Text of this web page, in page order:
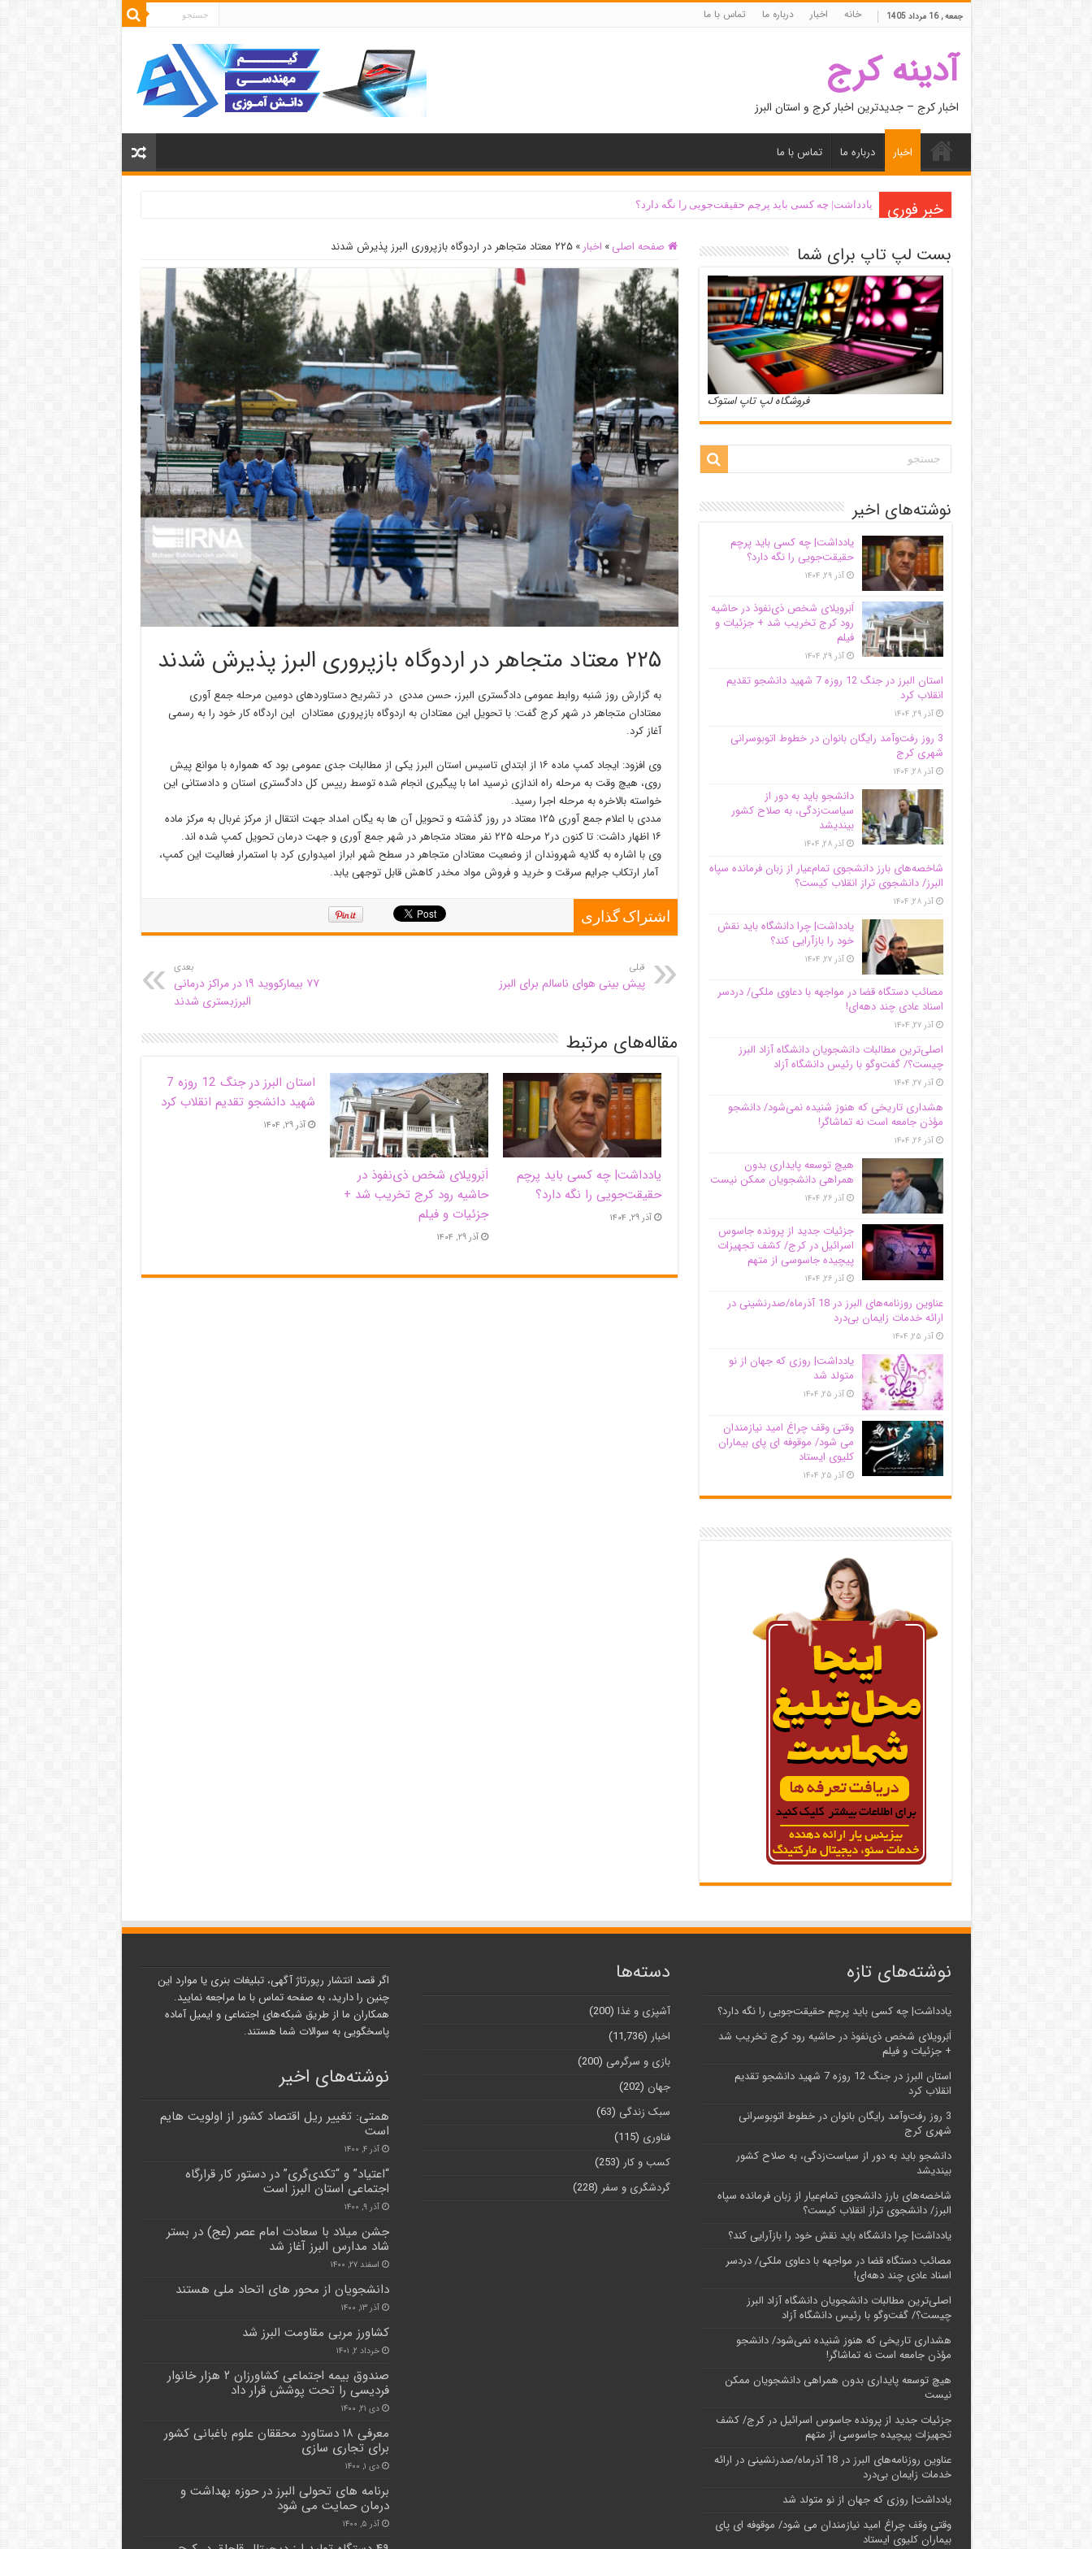
جمعه , 16 مرداد 1405 خانه اخبار درباره ما تماس با ما
آدینه کرج
اخبار کرج – جدیدترین اخبار کرج و استان البرز
اخبار درباره ما تماس با ما
خبر فوری یادداشت| ‌چه کسی باید پرچم حقیقت‌جویی را نگه دارد؟
صفحه اصلی » اخبار » ۲۲۵ معتاد متجاهر در اردوگاه بازپروری البرز پذیرش شدند
۲۲۵ معتاد متجاهر در اردوگاه بازپروری البرز پذیرش شدند
به گزارش روز شنبه روابط عمومی دادگستری البرز، حسن مددی در تشریح دستاوردهای دومین مرحله جمع آوری
معتادان متجاهر در شهر کرج گفت: با تحویل این معتادان به اردوگاه بازپروری معتادان این اردگاه کار خود را به رسمی
آغاز کرد.
وی افزود: ایجاد کمپ ماده ۱۶ از ابتدای تاسیس استان البرز یکی از مطالبات جدی عمومی بود که همواره با موانع پیش
روی، هیچ وقت به مرحله راه اندازی نرسید اما با پیگیری انجام شده توسط رییس کل دادگستری استان و دادستانی این
خواسته بالاخره به مرحله اجرا رسید.
مددی با اعلام جمع آوری ۱۲۵ معتاد در روز گذشته و تحویل آن ها به یگان امداد جهت انتقال از مرکز غربال به مرکز ماده
۱۶ اظهار داشت: تا کنون در۲ مرحله ۲۲۵ نفر معتاد متجاهر در شهر جمع آوری و جهت درمان تحویل کمپ شده اند.
وی با اشاره به گلایه شهروندان از وضعیت معتادان متجاهر در سطح شهر ابراز امیدواری کرد با استمرار فعالیت این کمپ،
آمار ارتکاب جرایم سرقت و خرید و فروش مواد مخدر کاهش قابل توجهی یابد.
اشتراک گذاری
قبلی
پیش بینی هوای ناسالم برای البرز
بعدی
۷۷ بیمارکووید ۱۹ در مراکز درمانی
البرزبستری شدند
مقاله‌های مرتبط
یادداشت| ‌چه کسی باید پرچم
حقیقت‌جویی را نگه دارد؟
آذر ۲۹, ۱۴۰۴
اَبَر‌ویلای شخص ذی‌نفوذ در
حاشیه‌ رود کرج تخریب شد +
جزئیات و فیلم
آذر ۲۹, ۱۴۰۴
استان البرز در جنگ 12 روزه 7
شهید دانشجو تقدیم انقلاب کرد
آذر ۲۹, ۱۴۰۴
بست لپ تاپ برای شما
فروشگاه لپ تاپ استوک
نوشته‌های اخیر
یادداشت| ‌چه کسی باید پرچم
حقیقت‌جویی را نگه دارد؟
آذر ۲۹, ۱۴۰۴
اَبَر‌ویلای شخص ذی‌نفوذ در حاشیه‌
رود کرج تخریب شد + جزئیات و
فیلم
آذر ۲۹, ۱۴۰۴
استان البرز در جنگ 12 روزه 7 شهید دانشجو تقدیم
انقلاب کرد
آذر ۲۹, ۱۴۰۴
3 روز رفت‌وآمد رایگان بانوان در خطوط اتوبوسرانی
شهری کرج
آذر ۲۸, ۱۴۰۴
دانشجو باید به دور از
سیاست‌زدگی، به صلاح کشور
بیندیشد
آذر ۲۸, ۱۴۰۴
شاخصه‌های بارز دانشجوی تمام‌عیار از زبان فرمانده سپاه
البرز/ دانشجوی تراز انقلاب کیست؟
آذر ۲۸, ۱۴۰۴
یادداشت| چرا دانشگاه باید نقش
خود را بازآرایی کند؟
آذر ۲۷, ۱۴۰۴
مصائب دستگاه قضا در مواجهه با دعاوی ملکی/ دردسر
اسناد عادی چند‌ دهه‌ای!
آذر ۲۷, ۱۴۰۴
اصلی‌ترین مطالبات دانشجویان دانشگاه آزاد البرز
چیست؟/ گفت‌وگو با رئیس دانشگاه آز‌اد
آذر ۲۷, ۱۴۰۴
هشداری تاریخی که هنوز شنیده نمی‌شود/ دانشجو
مؤذن جامعه است نه تماشاگر!
آذر ۲۶, ۱۴۰۴
هیچ توسعه پایداری بدون
همراهی دانشجویان ممکن نیست
آذر ۲۶, ۱۴۰۴
جزئیات جدید از پرونده جاسوس
اسرائیل در کرج/‌ کشف تجهیزات
پیچیده جاسوسی از متهم
آذر ۲۶, ۱۴۰۴
عناوین روزنامه‌های البرز در ‌18 آذرماه/صدرنشینی در
ارائه خدمات زایمان بی‌درد
آذر ۲۵, ۱۴۰۴
یادداشت| روزی که جهان از نو
متولد شد
آذر ۲۵, ۱۴۰۴
وقتی وقف چراغ امید نیازمندان
می شود/ موقوفه ای پای بیماران
کلیوی ایستاد
آذر ۲۵, ۱۴۰۴
نوشته‌های تازه
یادداشت| ‌چه کسی باید پرچم حقیقت‌جویی را نگه دارد؟
اَبَر‌ویلای شخص ذی‌نفوذ در حاشیه‌ رود کرج تخریب شد
+ جزئیات و فیلم
استان البرز در جنگ 12 روزه 7 شهید دانشجو تقدیم
انقلاب کرد
3 روز رفت‌وآمد رایگان بانوان در خطوط اتوبوسرانی
شهری کرج
دانشجو باید به دور از سیاست‌زدگی، به صلاح کشور
بیندیشد
شاخصه‌های بارز دانشجوی تمام‌عیار از زبان فرمانده سپاه
البرز/ دانشجوی تراز انقلاب کیست؟
یادداشت| چرا دانشگاه باید نقش خود را بازآرایی کند؟
مصائب دستگاه قضا در مواجهه با دعاوی ملکی/ دردسر
اسناد عادی چند‌ دهه‌ای!
اصلی‌ترین مطالبات دانشجویان دانشگاه آزاد البرز
چیست؟/ گفت‌وگو با رئیس دانشگاه آز‌اد
هشداری تاریخی که هنوز شنیده نمی‌شود/ دانشجو
مؤذن جامعه است نه تماشاگر!
هیچ توسعه پایداری بدون همراهی دانشجویان ممکن
نیست
جزئیات جدید از پرونده جاسوس اسرائیل در کرج/‌ کشف
تجهیزات پیچیده جاسوسی از متهم
عناوین روزنامه‌های البرز در ‌18 آذرماه/صدرنشینی در ارائه
خدمات زایمان بی‌درد
یادداشت| روزی که جهان از نو متولد شد
وقتی وقف چراغ امید نیازمندان می شود/ موقوفه ای پای
بیماران کلیوی ایستاد
دسته‌ها
آشپزی و غذا (200)
اخبار (11,736)
بازی و سرگرمی (200)
جهان (202)
سبک زندگی (63)
فناوری (115)
کسب و کار (253)
گردشگری و سفر (228)
اگر قصد انتشار رپورتاژ آگهی، تبلیغات بنری یا موارد این
چنین را دارید، به صفحه تماس با ما مراجعه نمایید.
همکاران ما از طریق شبکه‌های اجتماعی و ایمیل آماده
پاسخگویی به سوالات شما هستند.
نوشته‌های اخیر
همتی: تغییر ریل اقتصاد کشور از اولویت هایم
است
آذر ۴, ۱۴۰۰
“اعتیاد” و “تکدی‌گری” در دستور کار قرارگاه
اجتماعی استان البرز است
آذر ۹, ۱۴۰۰
جشن میلاد با سعادت امام عصر (عج) در بستر
شاد مدارس البرز آغاز شد
اسفند ۲۷, ۱۴۰۰
دانشجویان از محور های اتحاد ملی هستند
آذر ۱۳, ۱۴۰۰
کشاورز مربی مقاومت البرز شد
خرداد ۲, ۱۴۰۱
صندوق بیمه اجتماعی کشاورزان ۲ هزار خانوار
فردیسی را تحت پوشش قرار داد
دی ۲۱, ۱۴۰۰
معرفی ۱۸ دستاورد محققان علوم باغبانی کشور
برای تجاری سازی
دی ۱, ۱۴۰۰
برنامه های تحولی البرز در حوزه بهداشت و
درمان حمایت می شود
آذر ۵, ۱۴۰۰